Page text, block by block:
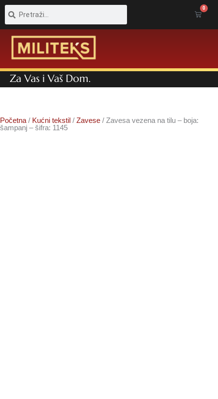
Pretraga 0
Cart
Za Vas i Vaš Dom.
Početna / Kućni tekstil / Zavese / Zavesa vezena na tilu – boja:
šampanj – šifra: 1145